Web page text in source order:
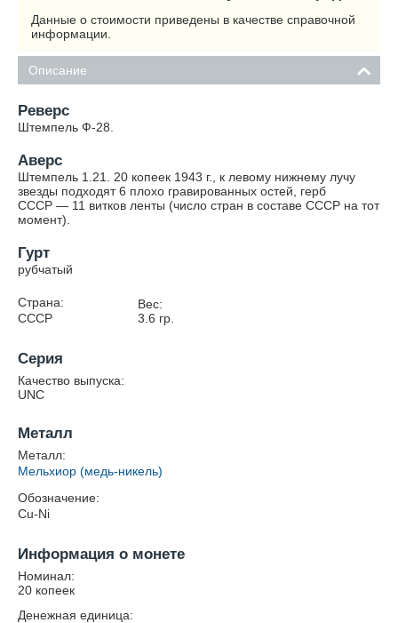
Данные о стоимости приведены в качестве справочной
информации.
Описание
Реверс
Штемпель Ф-28.
Аверс
Штемпель 1.21. 20 копеек 1943 г., к левому нижнему лучу
звезды подходят 6 плохо гравированных остей, герб
СССР — 11 витков ленты (число стран в составе СССР на тот
момент).
Гурт
рубчатый
Страна:
СССР
Вес:
3.6 гр.
Серия
Качество выпуска:
UNC
Металл
Металл:
Мельхиор (медь-никель)
Обозначение:
Cu-Ni
Информация о монете
Номинал:
20 копеек
Денежная единица: